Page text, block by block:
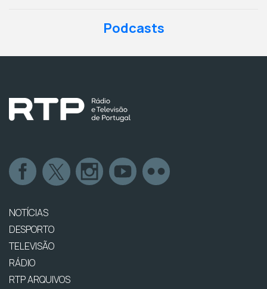
Podcasts
NOTÍCIAS
DESPORTO
TELEVISÃO
RÁDIO
RTP ARQUIVOS